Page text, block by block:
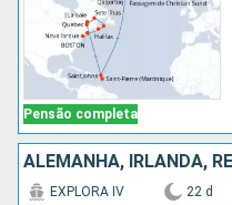
Pensão completa
EXPLORA IV 22 d